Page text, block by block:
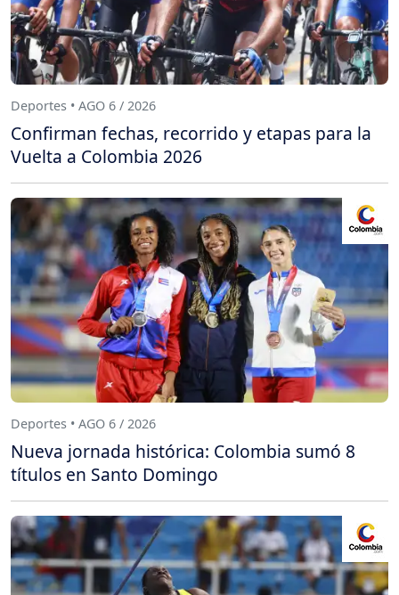
Deportes • AGO 6 / 2026
Confirman fechas, recorrido y etapas para la
Vuelta a Colombia 2026
Deportes • AGO 6 / 2026
Nueva jornada histórica: Colombia sumó 8
títulos en Santo Domingo